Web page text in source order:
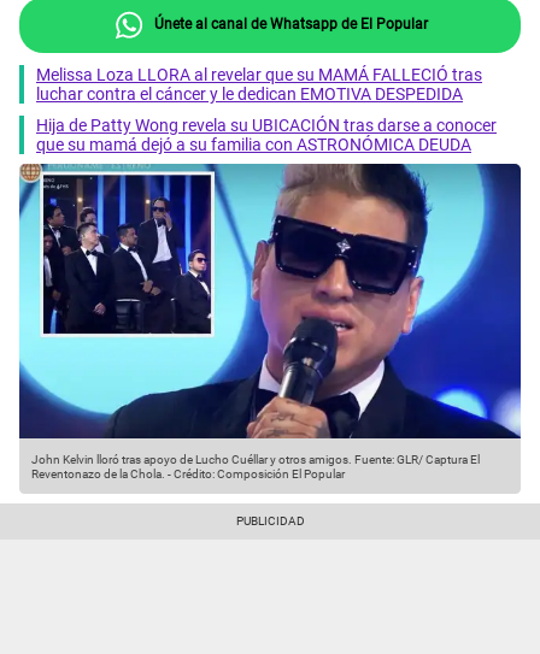
Únete al canal de Whatsapp de El Popular
Melissa Loza LLORA al revelar que su MAMÁ FALLECIÓ tras
luchar contra el cáncer y le dedican EMOTIVA DESPEDIDA
Hija de Patty Wong revela su UBICACIÓN tras darse a conocer
que su mamá dejó a su familia con ASTRONÓMICA DEUDA
John Kelvin lloró tras apoyo de Lucho Cuéllar y otros amigos. Fuente: GLR/ Captura El
Reventonazo de la Chola. -Crédito: Composición El Popular